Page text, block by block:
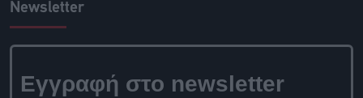
Newsletter
Εγγραφή στο newsletter